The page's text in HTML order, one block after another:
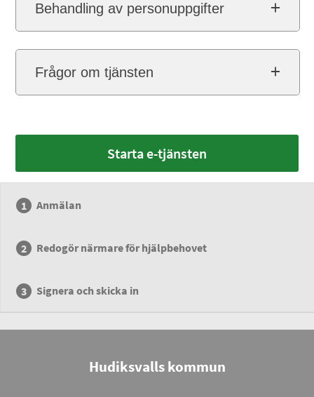
Behandling av personuppgifter
Frågor om tjänsten
Starta e-tjänsten
Anmälan
Redogör närmare för hjälpbehovet
Signera och skicka in
Hudiksvalls kommun